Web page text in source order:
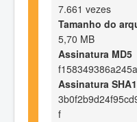
7.661 vezes
Tamanho do
5,70 MB
Assinatura MD5
Assinatura SHA1
f